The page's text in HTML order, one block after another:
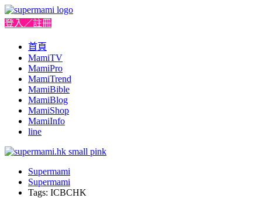
登入／註冊
首頁
MamiTV
MamiPro
MamiTrend
MamiBible
MamiBlog
MamiShop
MamiInfo
line
Supermami
Supermami
Tags: ICBCHK